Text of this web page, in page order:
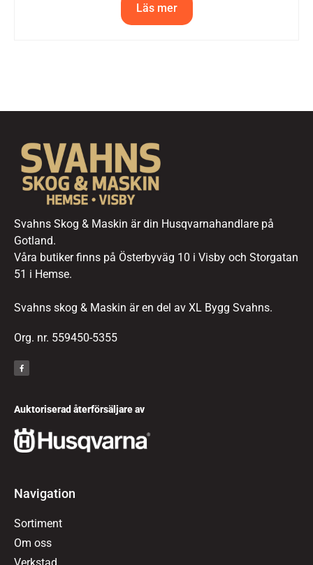
Läs mer
Svahns Skog & Maskin är din Husqvarnahandlare på
Gotland.
Våra butiker finns på Österbyväg 10 i Visby och Storgatan
51 i Hemse.
Svahns skog & Maskin är en del av XL Bygg Svahns.
Org. nr. 559450-5355
Auktoriserad återförsäljare av
Navigation
Sortiment
Om oss